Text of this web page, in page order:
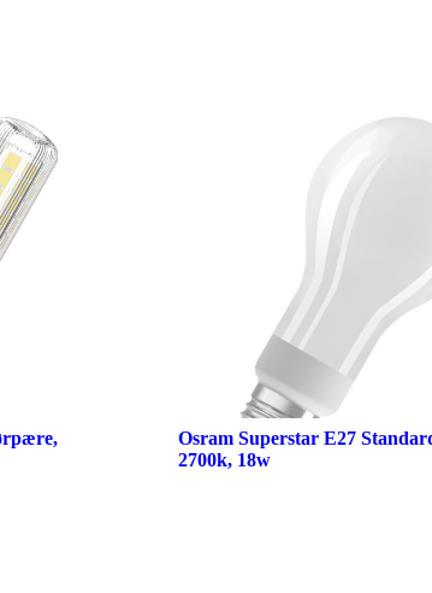
Osram Superstar E27
2700k, 18w